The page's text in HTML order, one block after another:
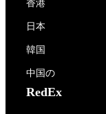
香港
日本
韓国
中国の
RedEx